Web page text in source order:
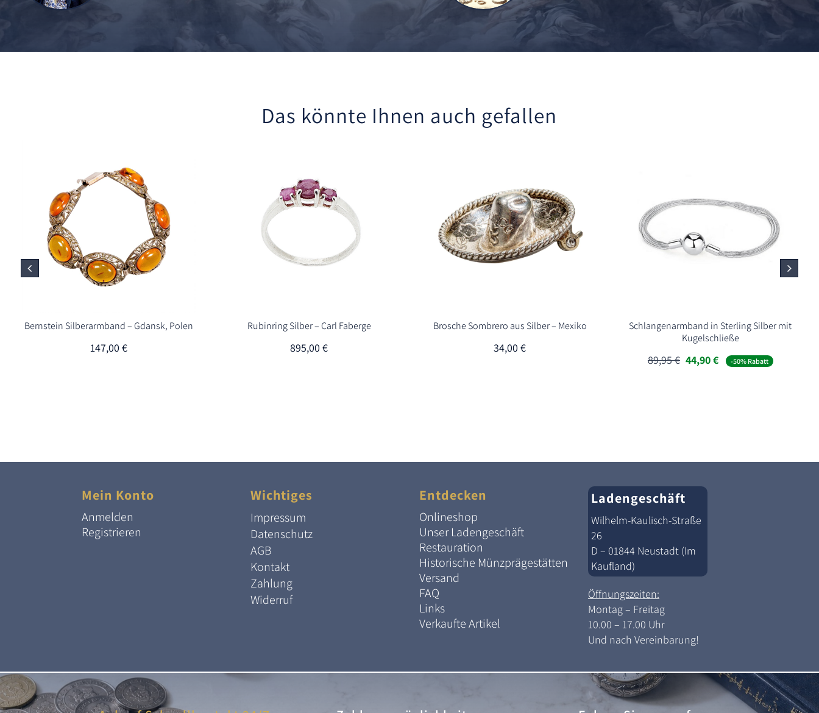
Das könnte Ihnen auch gefallen
Bernstein Silberarmband – Gdansk, Polen
147,00 €
Rubinring Silber – Carl Faberge
895,00€
Brosche Sombrero aus Silber – Mexiko
34,00€
Schlangenarmband in Sterling Silber mit
Kugelschließe
89,95€ Ursprünglicher
Preis
44,90€Aktueller
Preis
-50% Rabatt
Mein Konto
Anmelden
Registrieren
Wichtiges
Impressum
Datenschutz
AGB
Kontakt
Zahlung
Widerruf
Entdecken
Onlineshop
Unser Ladengeschäft
Restauration
Historische Münzprägestätten
Versand
FAQ
Links
Verkaufte Artikel
Ladengeschäft
Wilhelm-Kaulisch-Straße
26
D – 01844 Neustadt (Im
Kaufland)
Öffnungszeiten:
Montag – Freitag
10.00 – 17.00 Uhr
Und nach Vereinbarung!